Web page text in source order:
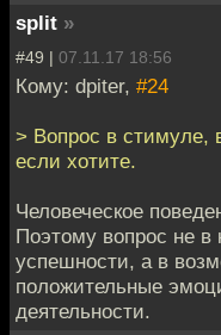
split »
#49 | 07.11.17 18:56
Кому: dpiter, #24
> Вопрос в стимуле,
если хотите.
Человеческое
Поэтому вопрос не в
успешности, а в
положительные
деятельности.